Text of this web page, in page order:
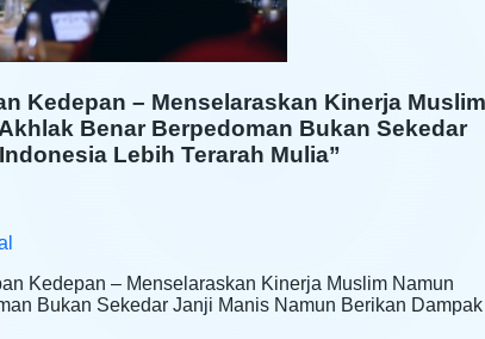
Kedepan – Menselaraskan Kinerja Muslim
Benar Berpedoman Bukan Sekedar
Lebih Terarah Mulia”
Kedepan – Menselaraskan Kinerja Muslim Namun
Bukan Sekedar Janji Manis Namun Berikan Dampak